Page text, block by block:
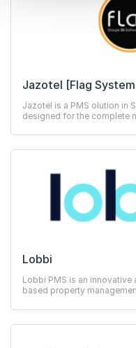
Jazotel [Flag
Jazotel is a PMS olution in
designed for the complete
Lobbi
Lobbi PMS is an innovative
based property